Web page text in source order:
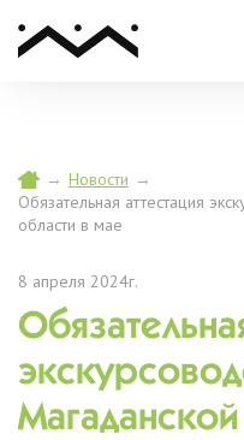
→ Новости →
Обязательная аттестация
области в мае
8 апреля 2024г.